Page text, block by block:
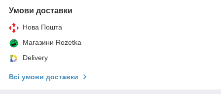
Умови доставки
Нова Пошта
Магазини Rozetka
Delivery
Всі умови доставки